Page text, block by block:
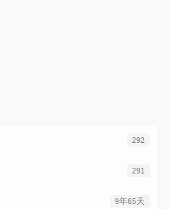
292
291
9年65天